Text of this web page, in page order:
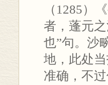
（1285）
者，蓬元
也”句。沙
地，此处
准确，不